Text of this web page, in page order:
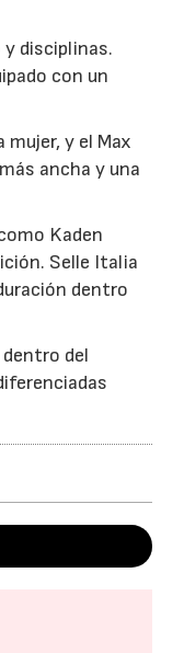
disciplinas.
con un
y el Max
ancha y una
Kaden
Selle Italia
dentro
del